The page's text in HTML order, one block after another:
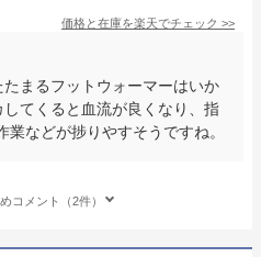
価格と在庫を楽天でチェック >>
まるフットウォーマーはいか
てくると血流が良くなり、指
などが捗りやすそうですね。
コメント（2件）